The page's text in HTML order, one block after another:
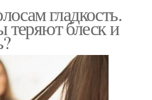
гладкость.
блеск и